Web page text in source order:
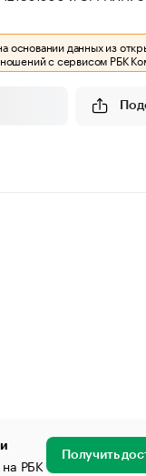
данных из
с сервисом РБК
РБК Получить